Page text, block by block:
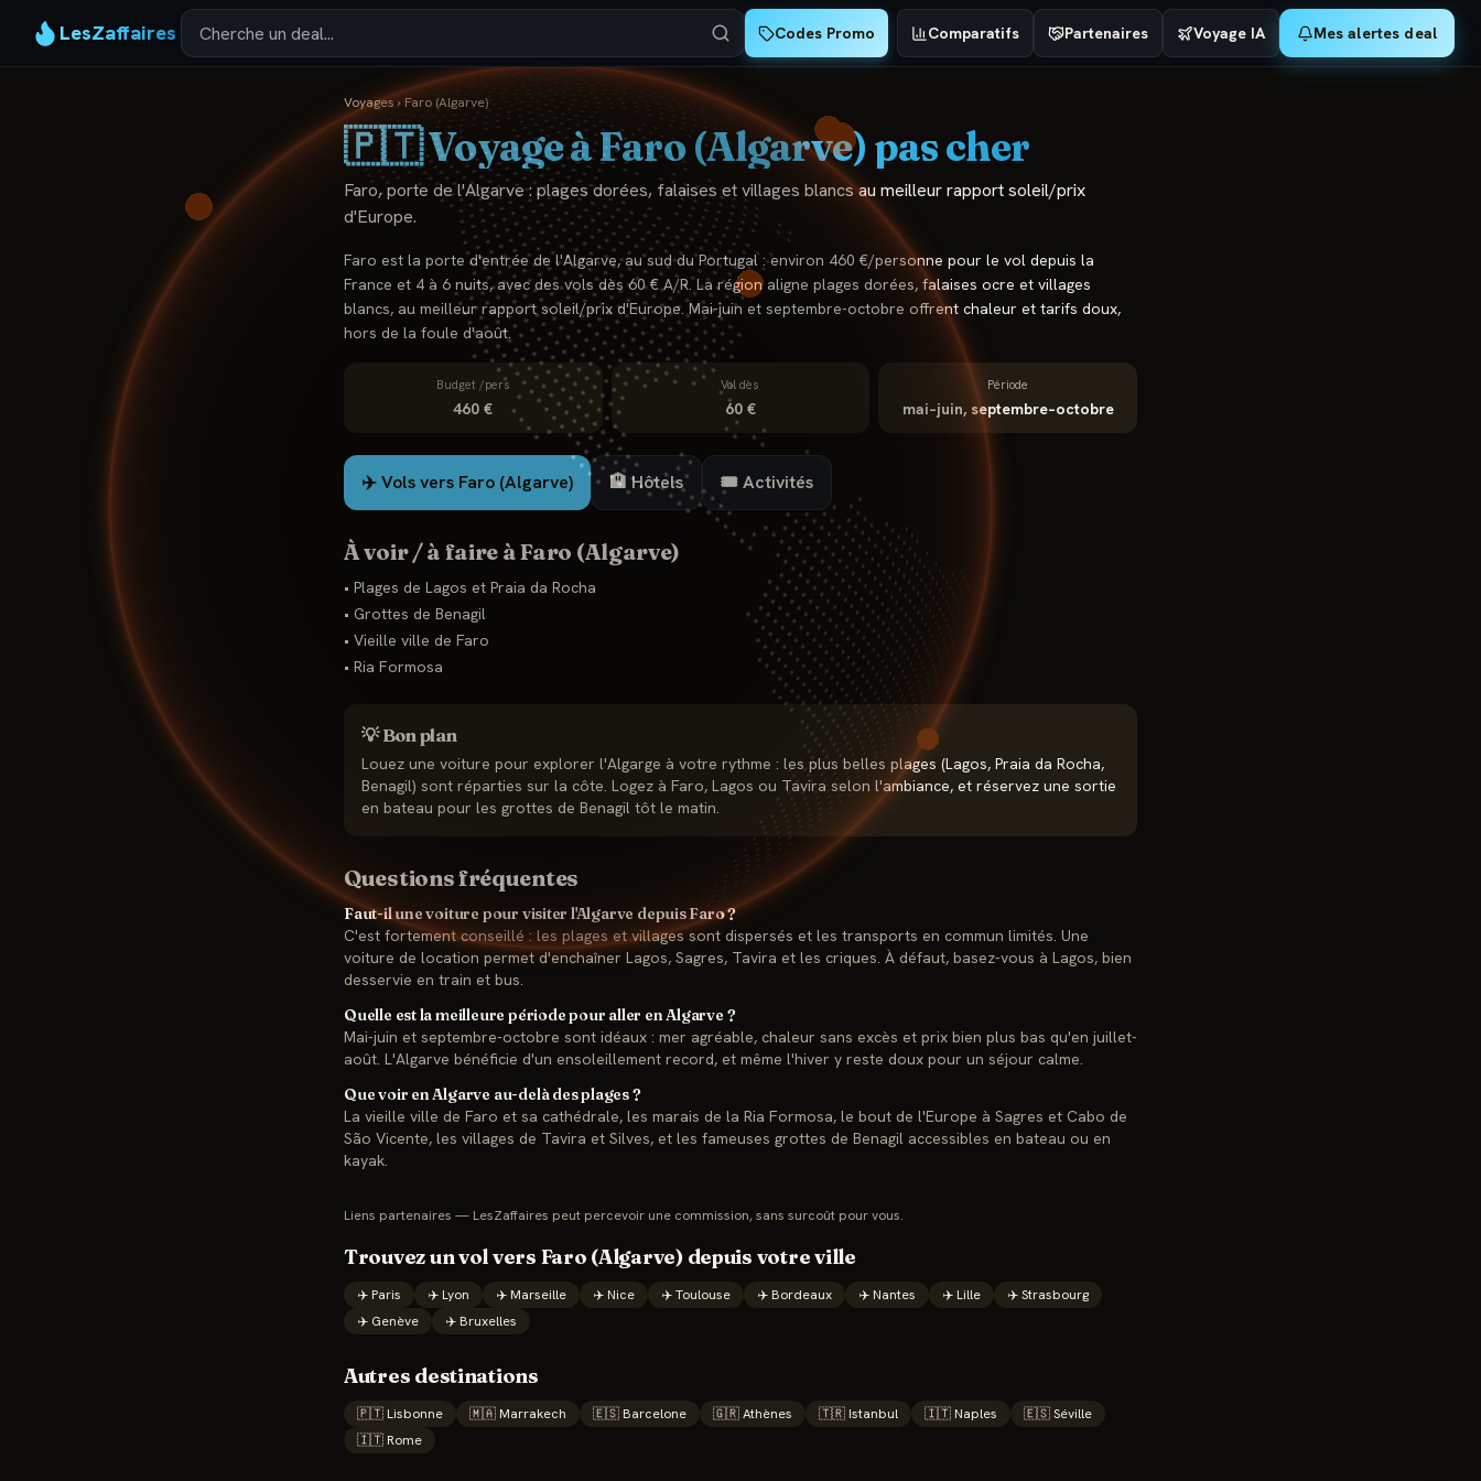
LesZaffaires Codes Promo Comparatifs Partenaires Voyage IA Mes alertes deal
Voyages› Faro (Algarve)
🇵🇹Voyage àFaro (Algarve) pas cher
Faro, porte de l'Algarve : plages dorées, falaises et villages blancs au meilleur rapport soleil/prix
d'Europe.
Faro est la porte d'entrée de l'Algarve, au sud du Portugal : environ 460 €/personne pour le vol depuis la
France et 4 à 6 nuits, avec des vols dès 60 € A/R. La région aligne plages dorées, falaises ocre et villages
blancs, au meilleur rapport soleil/prix d'Europe. Mai-juin et septembre-octobre offrent chaleur et tarifs doux,
hors de la foule d'août.
Budget /pers
460 €
Vol dès
60 €
Période
mai–juin, septembre–octobre
✈️ Vols vers Faro (Algarve) 🏨 Hôtels 🎟️ Activités
À voir / à faire àFaro (Algarve)
• Plages de Lagos et Praia da Rocha
• Grottes de Benagil
• Vieille ville de Faro
• Ria Formosa
💡 Bon plan
Louez une voiture pour explorer l'Algarge à votre rythme : les plus belles plages (Lagos, Praia da Rocha,
Benagil) sont réparties sur la côte. Logez à Faro, Lagos ou Tavira selon l'ambiance, et réservez une sortie
en bateau pour les grottes de Benagil tôt le matin.
Questions fréquentes
Faut-il une voiture pour visiter l'Algarve depuis Faro ?
C'est fortement conseillé : les plages et villages sont dispersés et les transports en commun limités. Une
voiture de location permet d'enchaîner Lagos, Sagres, Tavira et les criques. À défaut, basez-vous à Lagos, bien
desservie en train et bus.
Quelle est la meilleure période pour aller en Algarve ?
Mai-juin et septembre-octobre sont idéaux : mer agréable, chaleur sans excès et prix bien plus bas qu'en juillet-
août. L'Algarve bénéficie d'un ensoleillement record, et même l'hiver y reste doux pour un séjour calme.
Que voir en Algarve au-delà des plages ?
La vieille ville de Faro et sa cathédrale, les marais de la Ria Formosa, le bout de l'Europe à Sagres et Cabo de
São Vicente, les villages de Tavira et Silves, et les fameuses grottes de Benagil accessibles en bateau ou en
kayak.
Liens partenaires — LesZaffaires peut percevoir une commission, sans surcoût pour vous.
Trouvez un vol vers Faro (Algarve)depuis votre ville
✈️ Paris ✈️ Lyon ✈️ Marseille ✈️ Nice ✈️Toulouse ✈️ Bordeaux ✈️ Nantes ✈️ Lille ✈️Strasbourg
✈️ Genève ✈️ Bruxelles
Autres destinations
🇵🇹 Lisbonne 🇲🇦 Marrakech 🇪🇸 Barcelone 🇬🇷Athènes 🇹🇷 Istanbul 🇮🇹 Naples 🇪🇸Séville
🇮🇹 Rome